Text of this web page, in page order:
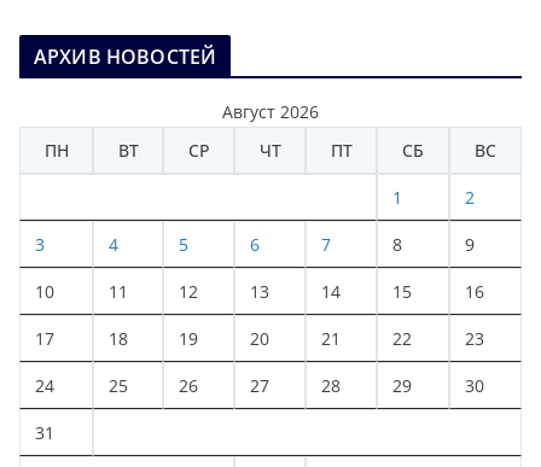
АРХИВ НОВОСТЕЙ
Август 2026
ПН
ВТ СР ЧТ ПТ СБ ВС
1 2
3 4 5 6 7 8 9
10 11 12 13 14 15 16
17 18 19 20 21 22 23
24 25 26 27 28 29 30
31